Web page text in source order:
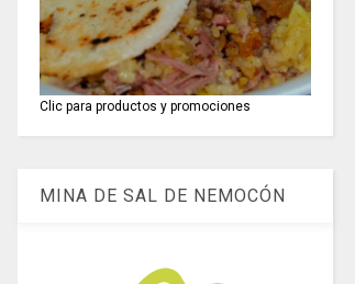
Clic para productos y promociones
MINA DE SAL DE NEMOCÓN